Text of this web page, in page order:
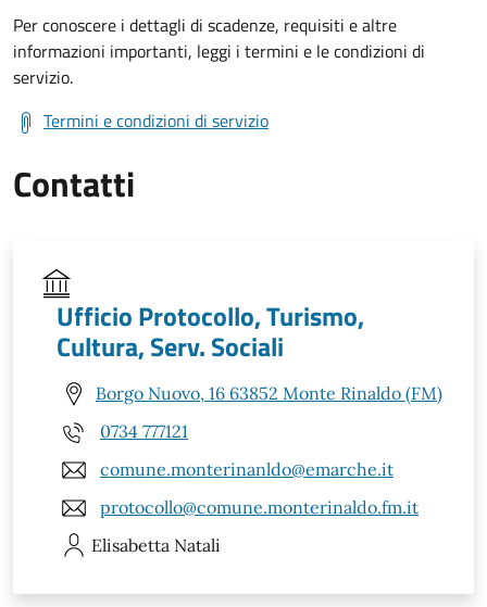
Per conoscere i dettagli di scadenze, requisiti e altre
informazioni importanti, leggi i termini e le condizioni di
servizio.
Termini e condizioni di servizio
Contatti
Ufficio Protocollo, Turismo,
Cultura, Serv. Sociali
Borgo Nuovo, 16 63852 Monte Rinaldo (FM)
0734 777121
comune.monterinanldo@emarche.it
protocollo@comune.monterinaldo.fm.it
Elisabetta Natali